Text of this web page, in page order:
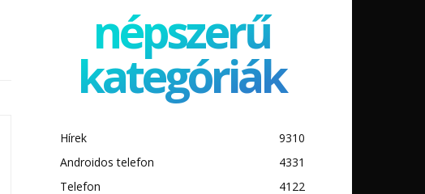
népszerű
kategóriák
Hírek
9310
Androidos telefon
4331
Telefon
4122